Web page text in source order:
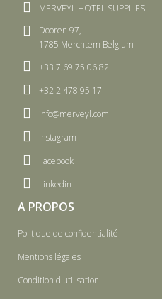
MERVEYL HOTEL SUPPLIES
Dooren 97,
1785 Merchtem Belgium
+33 7 69 75 06 82
+32 2 478 95 17
info@merveyl.com
Instagram
Facebook
Linkedin
A PROPOS
Politique de confidentialité
Mentions légales
Condition d'utilisation